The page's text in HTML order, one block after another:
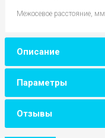
Межосевое расстояние, мм
Описание
Параметры
Отзывы